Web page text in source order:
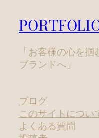
「お客様の心を
ブランドへ」
ブログ
このサイトについ
よくある質問